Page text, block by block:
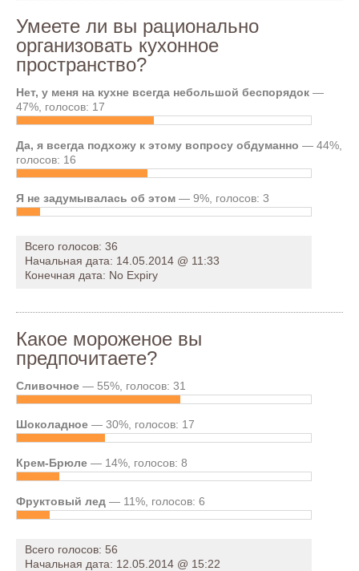
Умеете ли вы рационально
организовать кухонное
пространство?
Нет, у меня на кухне всегда небольшой беспорядок —
47%, голосов: 17
Да, я всегда подхожу к этому вопросу обдуманно — 44%,
голосов: 16
Я не задумывалась об этом — 9%, голосов: 3
Всего голосов: 36
Начальная дата: 14.05.2014 @ 11:33
Конечная дата: No Expiry
Какое мороженое вы
предпочитаете?
Сливочное — 55%, голосов: 31
Шоколадное — 30%, голосов: 17
Крем-Брюле — 14%, голосов: 8
Фруктовый лед — 11%, голосов: 6
Всего голосов: 56
Начальная дата: 12.05.2014 @ 15:22